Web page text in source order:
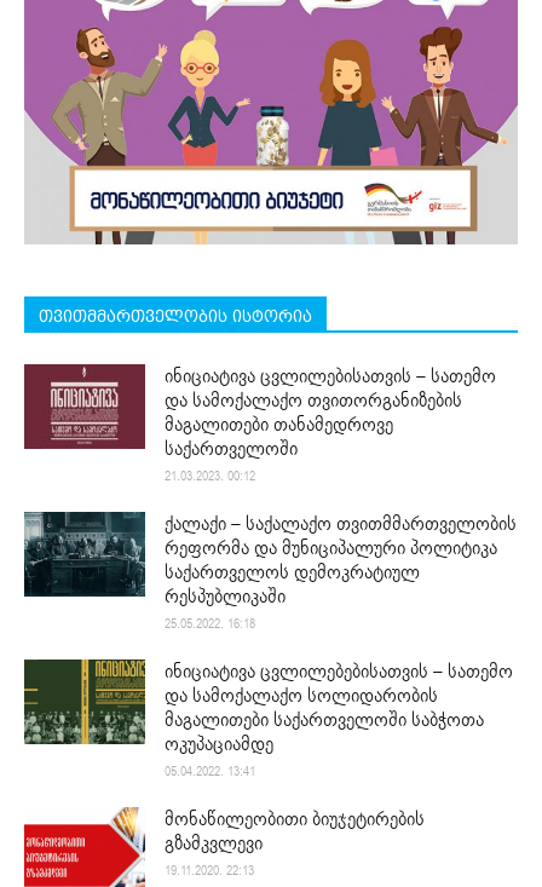
თვითმმართველობის ისტორია
ინიციატივა ცვლილებისათვის – სათემო
და სამოქალაქო თვითორგანიზების
მაგალითები თანამედროვე
საქართველოში
21.03.2023. 00:12
ქალაქი – საქალაქო თვითმმართველობის
რეფორმა და მუნიციპალური პოლიტიკა
საქართველოს დემოკრატიულ
რესპუბლიკაში
25.05.2022. 16:18
ინიციატივა ცვლილებებისათვის – სათემო
და სამოქალაქო სოლიდარობის
მაგალითები საქართველოში საბჭოთა
ოკუპაციამდე
05.04.2022. 13:41
მონაწილეობითი ბიუჯეტირების
გზამკვლევი
19.11.2020. 22:13